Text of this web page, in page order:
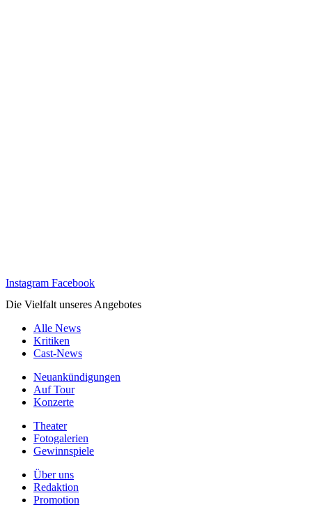
Instagram Facebook
Die Vielfalt unseres Angebotes
Alle News
Kritiken
Cast-News
Neuankündigungen
Auf Tour
Konzerte
Theater
Fotogalerien
Gewinnspiele
Über uns
Redaktion
Promotion